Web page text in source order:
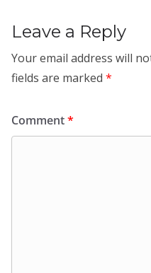
Leave a Reply
Your email address will
fields are marked *
Comment*